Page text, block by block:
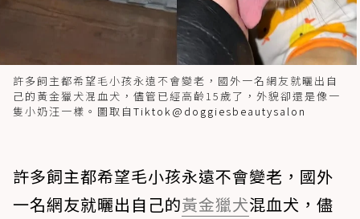
許多飼主都希望毛小孩永遠不會變老，國外一名網友就曬出自
己的黃金獵犬混血犬，儘管已經高齡15歲了，外貌卻還是像一
隻小奶汪一樣。圖取自 Tiktok@doggiesbeautysalon
許多飼主都希望毛小孩永遠不會變老，國外
一名網友就曬出自己的黃金獵犬混血犬，儘